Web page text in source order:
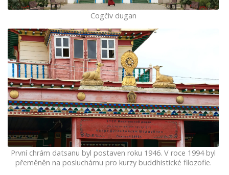
Cogčiv dugan
První chrám datsanu byl postaven roku 1946. V roce 1994 byl
přeměněn na posluchárnu pro kurzy buddhistické filozofie.